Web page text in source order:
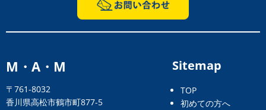
M・A・M
〒761-8032
香川県高松市鶴市町877-5
Sitemap
TOP
初めての方へ